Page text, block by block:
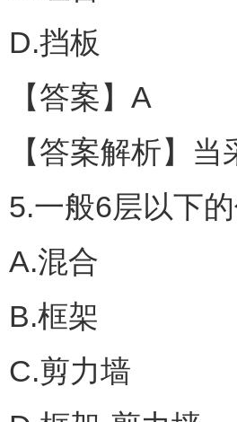
D.挡板
【答案】A
【答案解析】
5.一般6层以下
A.混合
B.框架
C.剪力墙